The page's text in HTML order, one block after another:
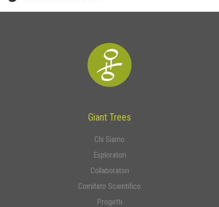
Giant Trees
Chi Siamo
Esploratori
Collaboratori
Comitato Scientifico
Progetti